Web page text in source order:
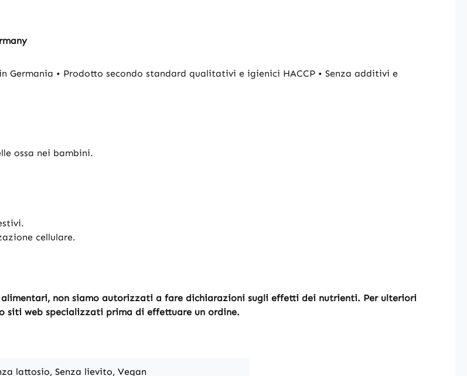
• Prodotto secondo standard qualitativi e igienici HACCP • Senza additivi e
ossa nei bambini.
cellulare.
non siamo autorizzati a fare dichiarazioni sugli effetti dei nutrienti. Per ulteriori
siti web specializzati prima di effettuare un ordine.
lattosio, Senza lievito, Vegan